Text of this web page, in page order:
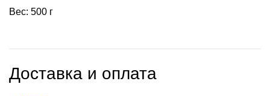
Вес: 500 г
Доставка и оплата